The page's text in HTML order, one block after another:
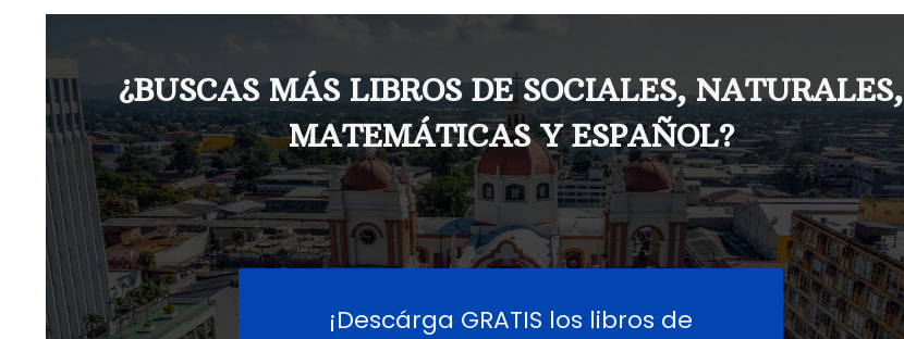
¿BUSCAS MÁS LIBROS DE SOCIALES, NATURALES,
MATEMÁTICAS Y ESPAÑOL?
¡Descárga GRATIS los libros de